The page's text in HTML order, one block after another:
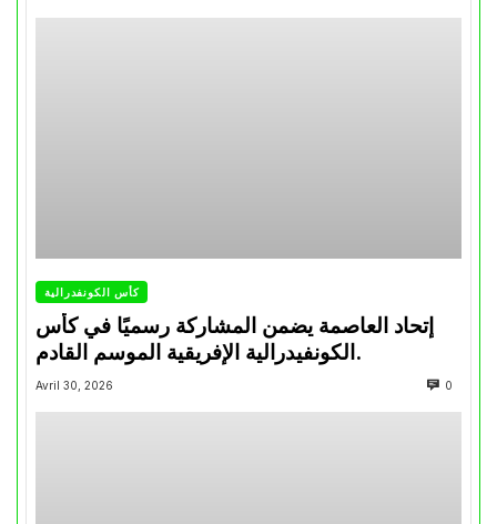
كأس الكونفدرالية
إتحاد العاصمة يضمن المشاركة رسميًا في كأس
الكونفيدرالية الإفريقية الموسم القادم.
Avril 30, 2026 0